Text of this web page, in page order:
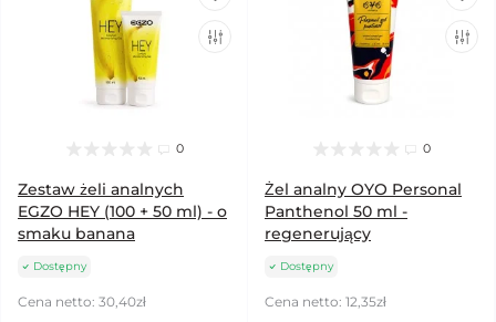
0
Zestaw żeli analnych
EGZO HEY (100 + 50 ml) - o
smaku banana
Dostępny
Cena netto: 30,40zł
0
Żel analny OYO Personal
Panthenol 50 ml -
regenerujący
Dostępny
Cena netto: 12,35zł